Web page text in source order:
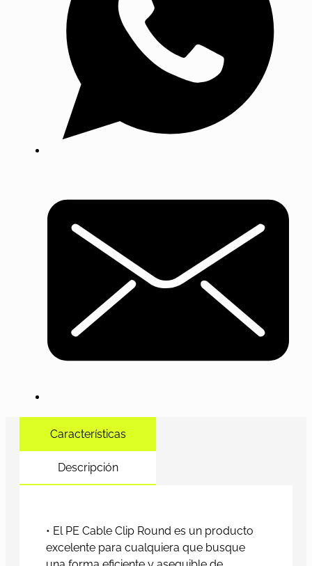
Características
Descripción
• El PE Cable Clip Round es un producto
excelente para cualquiera que busque